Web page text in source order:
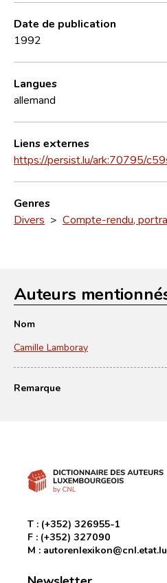
Date de publication
1992
Langues
allemand
Liens externes
https://persist.lu/ark:70795/
Genres
Divers > Compte-rendu,
Auteurs
Nom
Camille Lamboray
Remarque
T : (+352) 326955-1
F : (+352) 327090
M : autorenlexikon@cnl.etat.lu